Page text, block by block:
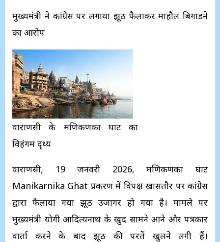
मुख्यमंत्री ने कांग्रेस पर लगाया झूठ फैलाकर माहौल बिगाडने
का आरोप
वाराणसी के मणिकर्णिका घाट का
विहंगम दृध्य
वाराणसी, 19 जनवरी 2026, मणिकर्णिका घाट
Manikarnika Ghat प्रकरण में विपक्ष खासतौर पर कांग्रेस
द्वारा फैलाया गया झूठ उजागर हो गया है। मामले पर
मुख्यमंत्री योगी आदित्यनाथ के खुद सामने आने और पत्रकार
वार्ता करने के बाद झूठ की परतें खुलने लगी हैं।